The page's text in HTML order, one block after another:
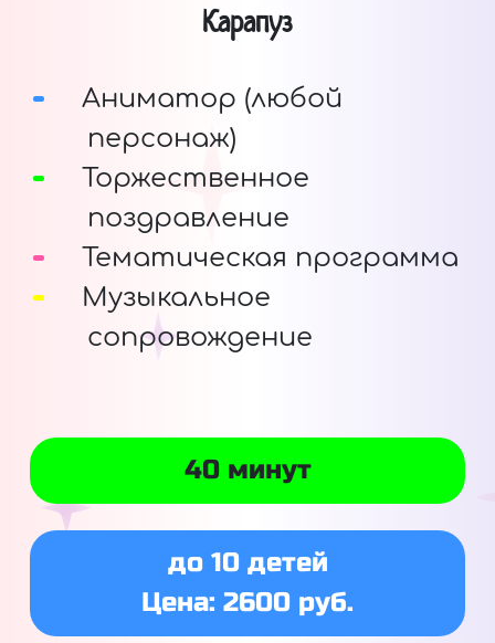
Карапуз
Аниматор (любой
персонаж)
Торжественное
поздравление
Тематическая программа
Музыкальное
сопровождение
40 минут
до 10 детей
Цена: 2600 руб.